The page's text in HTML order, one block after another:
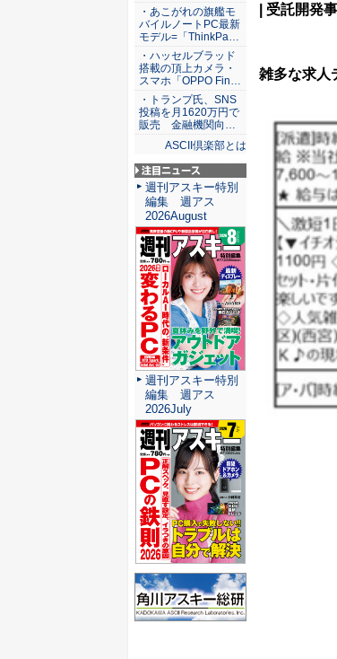
受託開発
雑多な求人
・あこがれの旗艦モ
バイルノートPC最新
モデル=「ThinkPa…
・ハッセルブラッド
搭載の頂上カメラ・
スマホ「OPPO Fin…
・トランプ氏、SNS
投稿を月1620万円で
販売 金融機関向…
ASCII倶楽部とは
注目ニュース
週刊アスキー特別
編集 週アス
2026August
週刊アスキー特別
編集 週アス
2026July